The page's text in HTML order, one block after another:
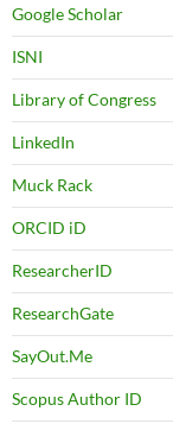
Google Scholar
ISNI
Library of Congress
LinkedIn
Muck Rack
ORCID iD
ResearcherID
ResearchGate
SayOut.Me
Scopus Author ID